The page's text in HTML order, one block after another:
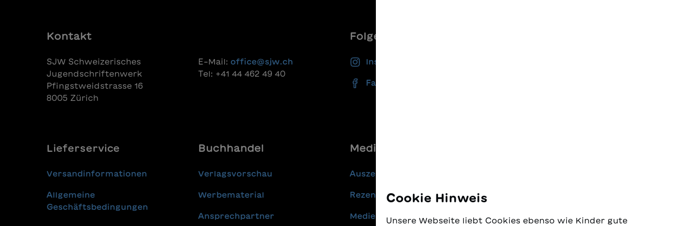
Kontakt
SJW Schweizerisches
Jugendschriftenwerk
Pfingstweidstrasse 16
8005 Zürich
E-Mail: office@sjw.ch
Tel: +41 44 462 49 40
Folgen Sie uns
Instagram
Facebook
Lieferservice
Versandinformationen
Allgemeine
Geschäftsbedingungen
Buchhandel
Verlagsvorschau
Werbematerial
Ansprechpartner
Media
Auszeichnungen
Rezensionen
Medienmitteilungen
Cookie Hinweis
Unsere Webseite liebt Cookies ebenso wie Kinder gute